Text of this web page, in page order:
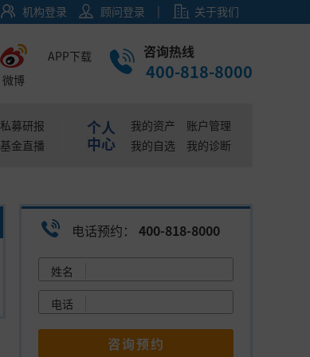
机构登录 顾问登录 | 关于我们
微博
APP下载 咨询热线
400-818-8000
私募研报
基金直播
个人
中心
我的资产
账户管理
我的自选
我的诊断
电话预约： 400-818-8000
姓名
电话
咨询预约